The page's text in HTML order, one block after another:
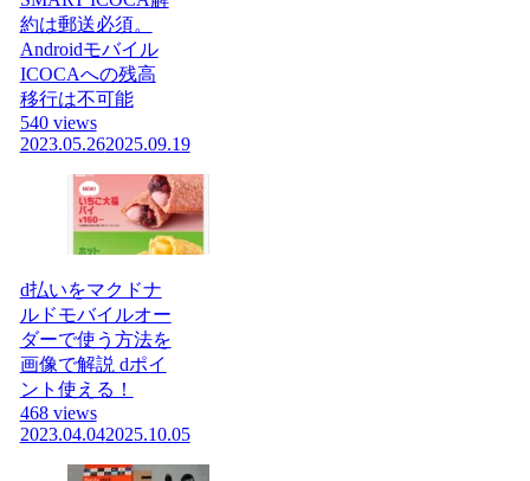
約は郵送必須。
Androidモバイル
ICOCAへの残高
移行は不可能
540 views
2023.05.262025.09.19
d払いをマクドナ
ルドモバイルオー
ダーで使う方法を
画像で解説 dポイ
ント使える！
468 views
2023.04.042025.10.05